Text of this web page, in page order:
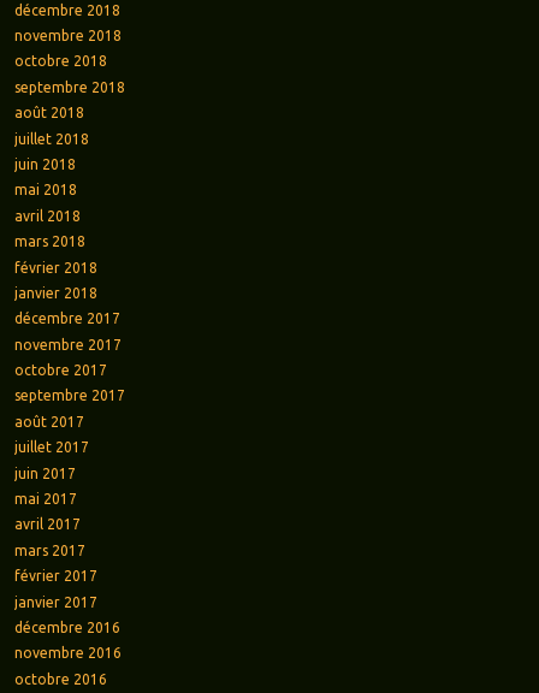
décembre 2018
novembre 2018
octobre 2018
septembre 2018
août 2018
juillet 2018
juin 2018
mai 2018
avril 2018
mars 2018
février 2018
janvier 2018
décembre 2017
novembre 2017
octobre 2017
septembre 2017
août 2017
juillet 2017
juin 2017
mai 2017
avril 2017
mars 2017
février 2017
janvier 2017
décembre 2016
novembre 2016
octobre 2016